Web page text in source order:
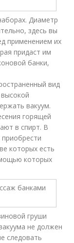
Диаметр
здесь вы
применением их
придаст им
банки,
вид
вакуум.
горящей
в спирт. В
которых есть
которых
груши
не должен
следовать